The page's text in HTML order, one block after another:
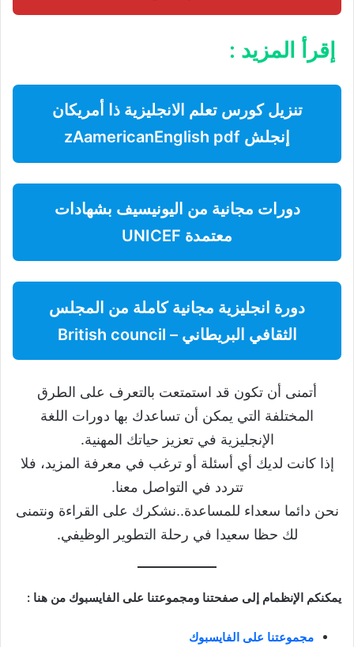
إقرأ المزيد :
تنزيل كورس تعلم الانجليزية ذا أمريكان
إنجلش zAamericanEnglish pdf
دورات مجانية من اليونيسيف بشهادات
معتمدة UNICEF
دورة انجليزية مجانية كاملة من المجلس
الثقافي البريطاني – British council
أتمنى أن تكون قد استمتعت بالتعرف على الطرق
المختلفة التي يمكن أن تساعدك بها دورات اللغة
الإنجليزية في تعزيز حياتك المهنية.
إذا كانت لديك أي أسئلة أو ترغب في معرفة المزيد، فلا
تتردد في التواصل معنا.
نحن دائما سعداء للمساعدة..نشكرك على القراءة ونتمنى
لك حظا سعيدا في رحلة التطوير الوظيفي.
يمكنكم الإنظمام إلى صفحتنا ومجموعتنا على الفايسبوك من هنا :
مجموعتنا على الفايسبوك